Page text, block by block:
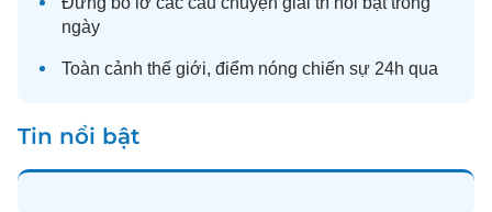
ngày
Toàn cảnh thế giới, điểm nóng chiến sự 24h qua
Tin nổi bật